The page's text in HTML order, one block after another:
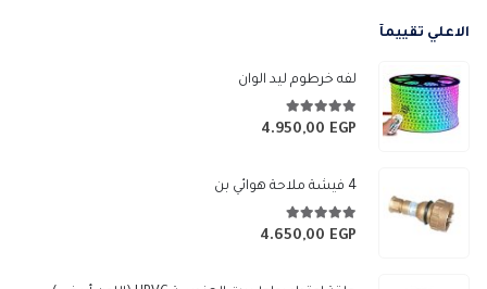
الاعلي تقييمآ
لفه خرطوم ليد الوان
5.00 من 5
4.950,00 EGP
4 فيشة ملاحة هوائي بن
5.00 من 5
4.650,00 EGP